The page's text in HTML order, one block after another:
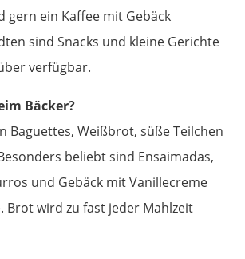
gern ein Kaffee mit Gebäck
sind Snacks und kleine Gerichte
verfügbar.
Bäcker?
Baguettes, Weißbrot, süße Teilchen
beliebt sind Ensaimadas,
und Gebäck mit Vanillecreme
Brot wird zu fast jeder Mahlzeit